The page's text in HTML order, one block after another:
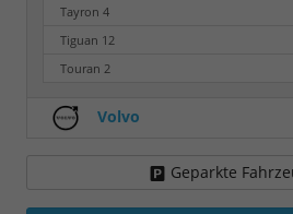
Tayron 4
Tiguan 12
Touran 2
Volvo
Geparkte